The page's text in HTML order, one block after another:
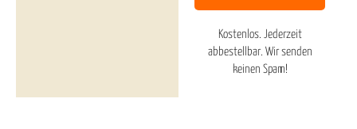
Kostenlos. Jederzeit
abbestellbar. Wir senden
keinen Spam!
20 Sommerhaiku